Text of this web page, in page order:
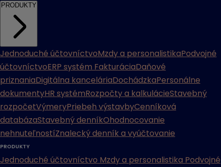
PRODUKTY
Jednoduché účtovníctvoMzdy a personalistikaPodvojné
účtovníctvoERP systém FakturáciaDaňové
priznaniaDigitálna kanceláriaDochádzkaPersonálne
dokumentyHR systémRozpočty a kalkulácieStavebný
rozpočetVýmeryPriebeh výstavbyCenníková
databázaStavebný denníkOhodnocovanie
nehnuteľnostíZnalecký denník a vyúčtovanie
PRODUKTY
Jednoduché účtovníctvo Mzdy a personalistika Podvojné